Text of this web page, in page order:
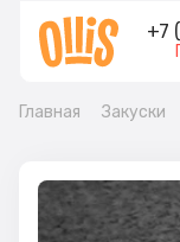
+7
Главная Закуски